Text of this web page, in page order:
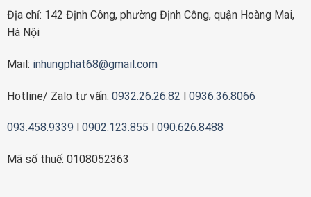
Địa chỉ: 142 Định Công, phường Định Công, quận Hoàng Mai,
Hà Nội
Mail: inhungphat68@gmail.com
Hotline/ Zalo tư vấn: 0932.26.26.82 l 0936.36.8066
093.458.9339 0902.123.855 090.626.8488
Mã số thuế: 0108052363